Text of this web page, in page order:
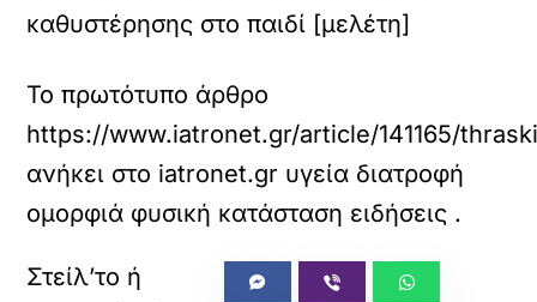
καθυστέρησης στο παιδί [μελέτη]
Το πρωτότυπο άρθρο
https://www.iatronet.gr/article/141165/
ανήκει στο iatronet.gr υγεία διατροφή
ομορφιά φυσική κατάσταση ειδήσεις .